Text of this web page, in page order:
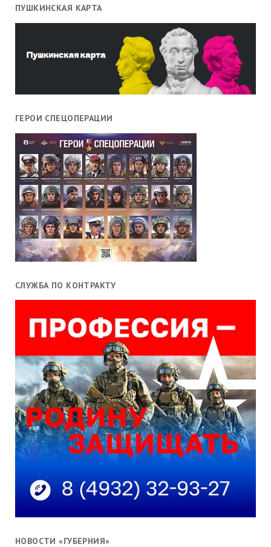
ПУШКИНСКАЯ КАРТА
ГЕРОИ СПЕЦОПЕРАЦИИ
СЛУЖБА ПО КОНТРАКТУ
НОВОСТИ «ГУБЕРНИЯ»